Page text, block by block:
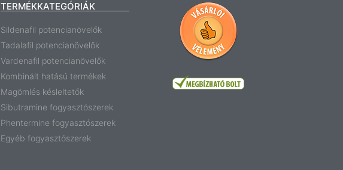
TERMÉKKATEGÓRIÁK
Sildenafil potencianövelők
Tadalafil potencianövelők
Vardenafil potencianövelők
Kombinált hatású termékek
Magömlés késleltetők
Sibutramine fogyasztószerek
Phentermine fogyasztószerek
Egyéb fogyasztószerek